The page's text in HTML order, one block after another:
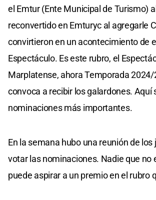
el Emtur (Ente Municipal de Turismo)
reconvertido en Emturyc al agregarle
convirtieron en un acontecimiento de
Espectáculo. Es este rubro, el
Marplatense, ahora Temporada 2024/
convoca a recibir los galardones. Aquí
nominaciones más importantes.
En la semana hubo una reunión de los
votar las nominaciones. Nadie que no
puede aspirar a un premio en el rubro